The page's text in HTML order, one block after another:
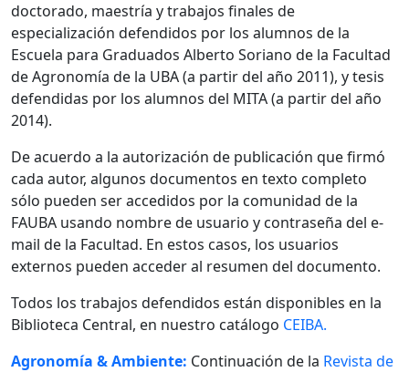
doctorado, maestría y trabajos finales de
especialización defendidos por los alumnos de la
Escuela para Graduados Alberto Soriano de la Facultad
de Agronomía de la UBA (a partir del año 2011), y tesis
defendidas por los alumnos del MITA (a partir del año
2014).
De acuerdo a la autorización de publicación que firmó
cada autor, algunos documentos en texto completo
sólo pueden ser accedidos por la comunidad de la
FAUBA usando nombre de usuario y contraseña del e-
mail de la Facultad. En estos casos, los usuarios
externos pueden acceder al resumen del documento.
Todos los trabajos defendidos están disponibles en la
Biblioteca Central, en nuestro catálogo CEIBA.
Agronomía & Ambiente: Continuación de la Revista de